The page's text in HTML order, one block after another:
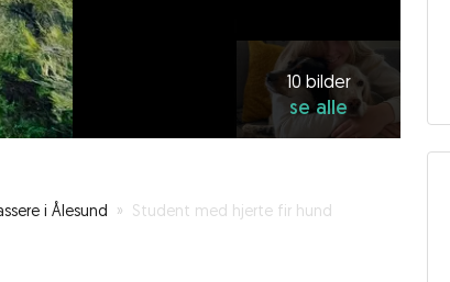
10 bilder
se alle
i Ålesund » Student med hjerte fir hund